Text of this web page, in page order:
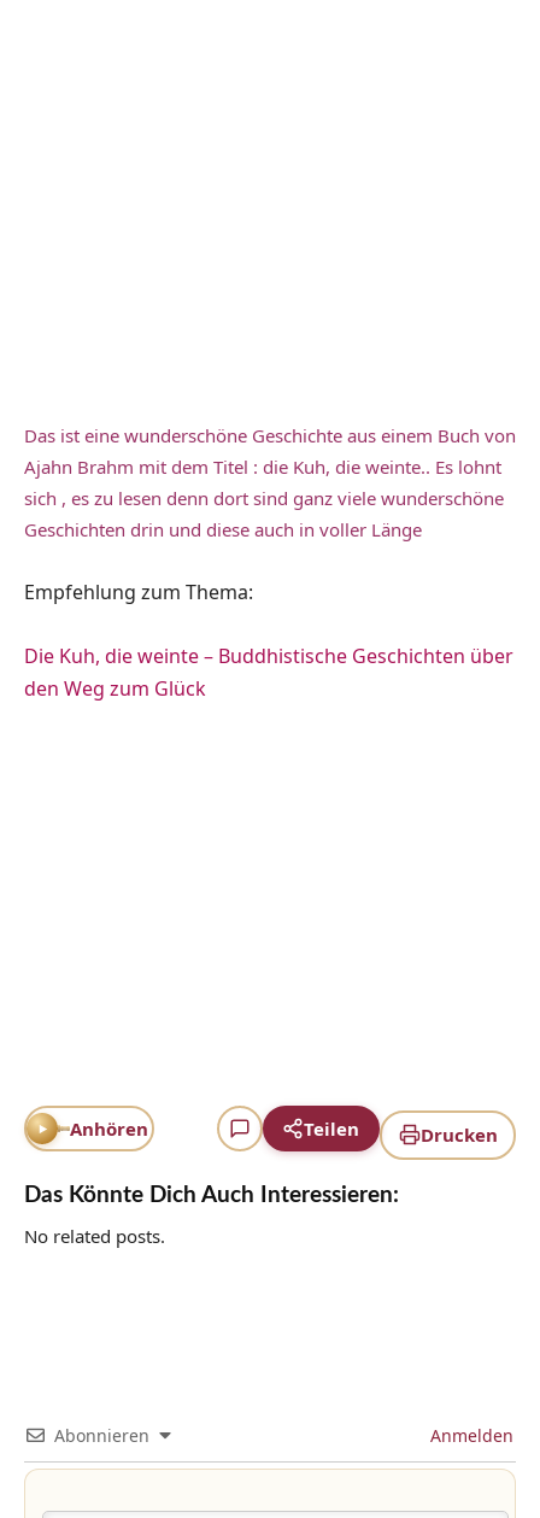
Das ist eine wunderschöne Geschichte aus einem Buch von
Ajahn Brahm mit dem Titel : die Kuh, die weinte.. Es lohnt
sich , es zu lesen denn dort sind ganz viele wunderschöne
Geschichten drin und diese auch in voller Länge
Empfehlung zum Thema:
Die Kuh, die weinte – Buddhistische Geschichten über
den Weg zum Glück
Drucken
Anhören Teilen
Das Könnte Dich Auch Interessieren:
No related posts.
Abonnieren Anmelden